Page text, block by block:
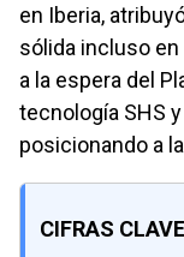
en Iberia,
sólida incluso
a la espera del
tecnología SHS
posicionando a
CIFRAS